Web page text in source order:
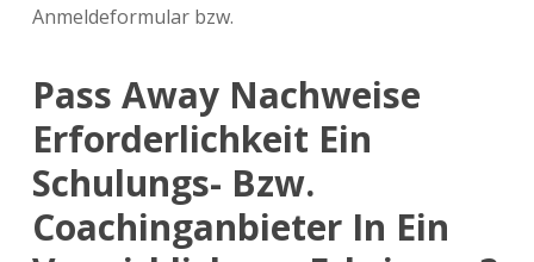
Anmeldeformular bzw.
Pass Away Nachweise
Erforderlichkeit Ein
Schulungs- Bzw.
Coachinganbieter In Ein